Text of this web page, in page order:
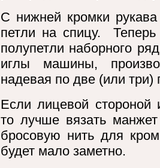
С нижней кромки
петли на спицу.
полупетли наборного
иглы машины,
надевая по две (или
Если лицевой стороной
то лучше вязать
бросовую нить для
будет мало заметно.